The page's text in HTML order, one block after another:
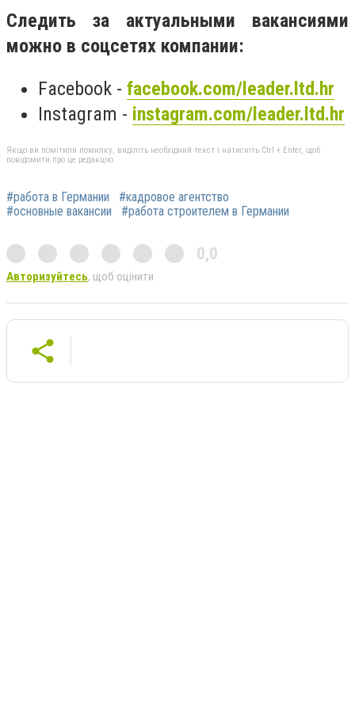
Следить за актуальными вакансиями
можно в соцсетях компании:
Facebook - facebook.com/leader.ltd.hr
Instagram - instagram.com/leader.ltd.hr
Якщо ви помітили помилку, виділіть необхідний текст і натисніть Ctrl + Enter, щоб
повідомити про це редакцію
#работа в Германии
#кадровое агентство
#основные вакансии
#работа строителем в Германии
0,0
Авторизуйтесь, щоб оцінити